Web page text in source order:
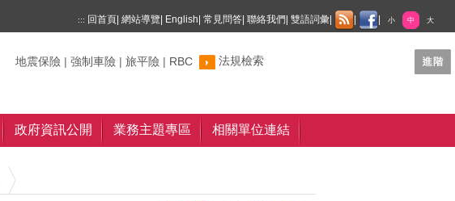
::: 回首頁 網站導覽 English 常見問答 聯絡我們 雙語詞彙 小 中 大
搜尋
搜尋
關鍵字
地震保險 強制車險 旅平險 RBC 法規檢索
政府資訊公開 業務主題專區 相關單位連結